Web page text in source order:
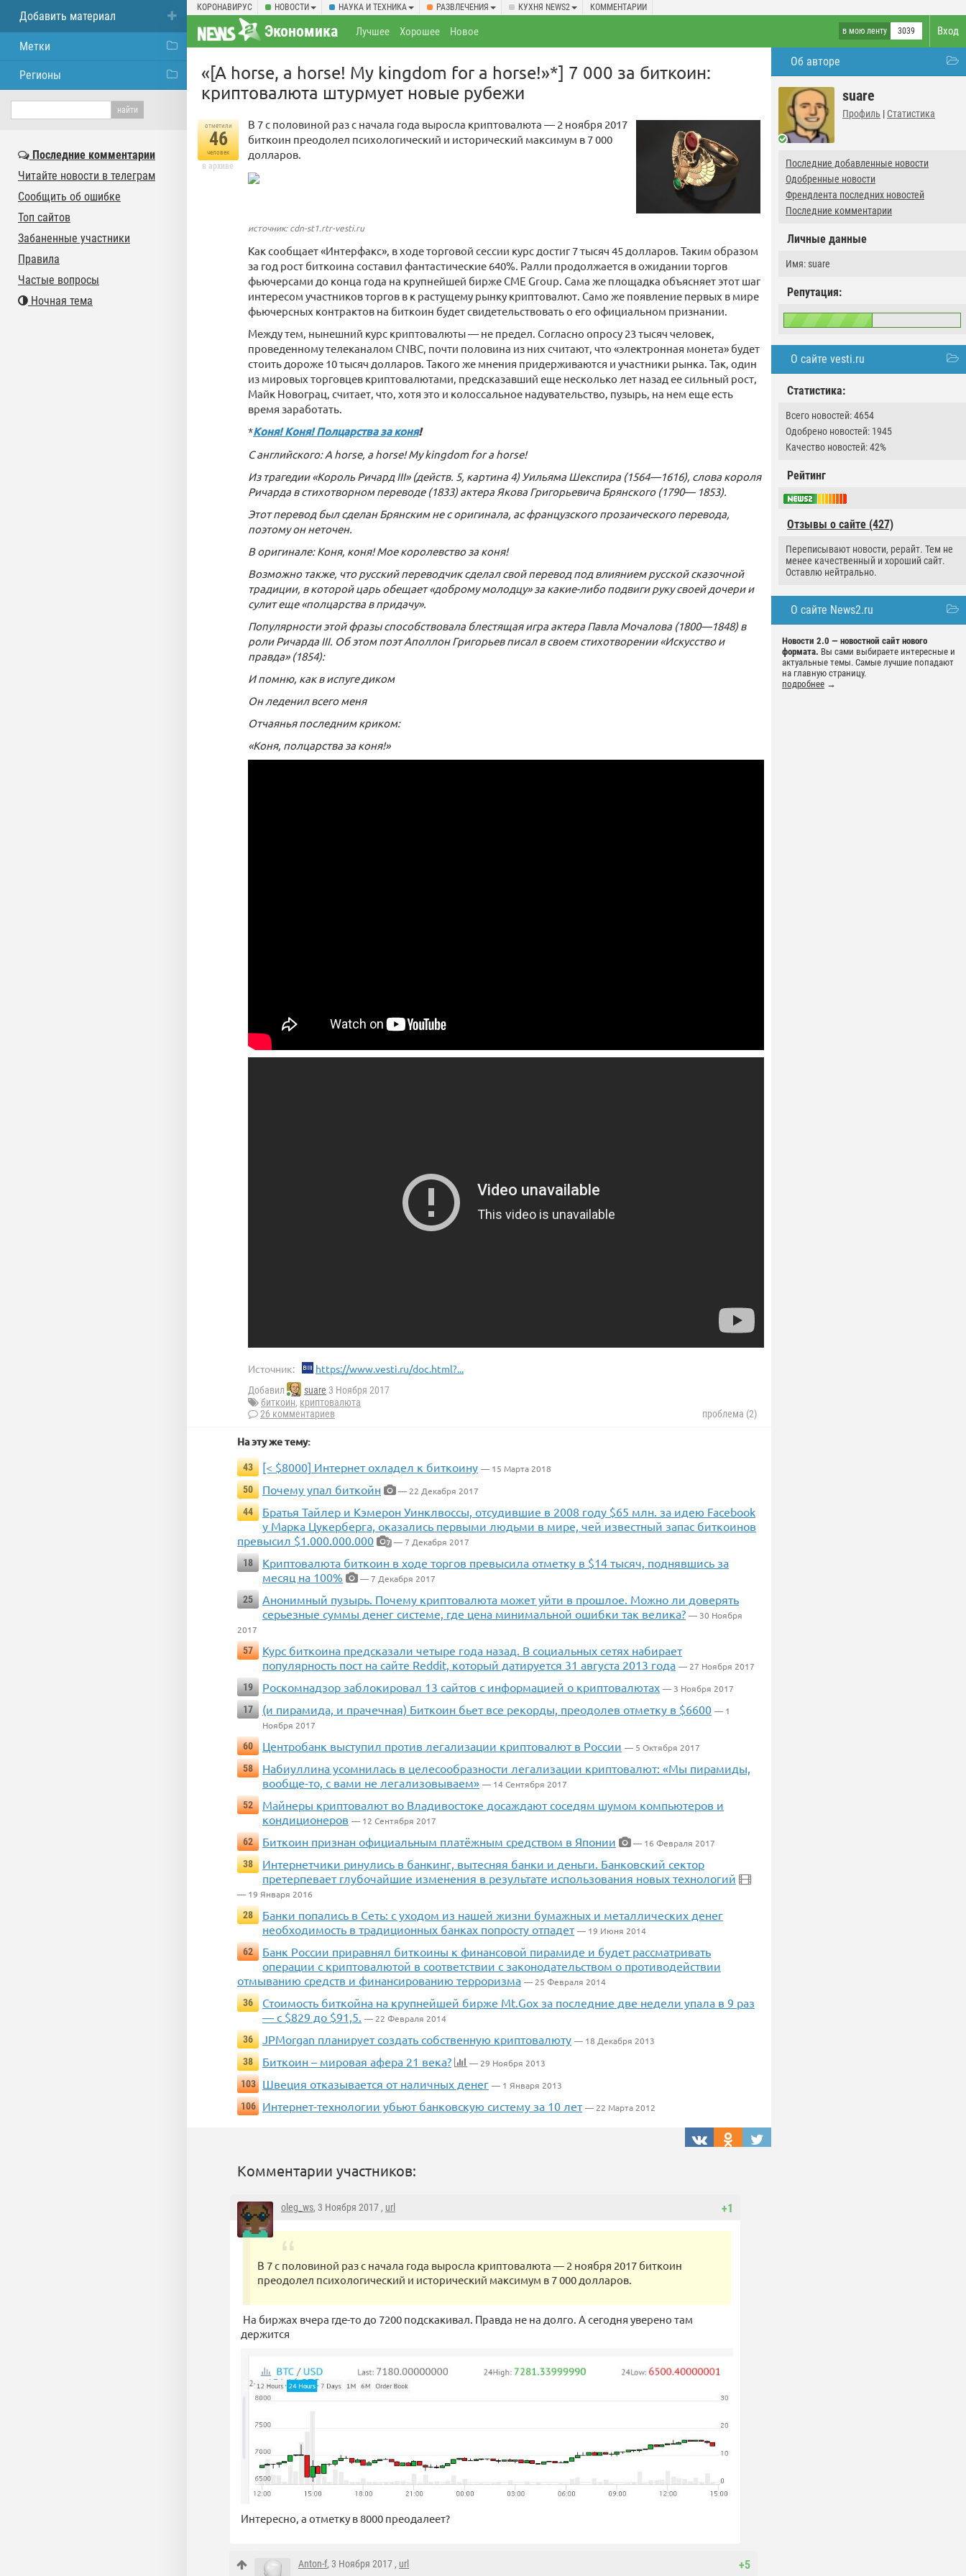
КОРОНАВИРУС НОВОСТИ НАУКА И ТЕХНИКА РАЗВЛЕЧЕНИЯ КУХНЯ NEWS2 КОММЕНТАРИИ
Вход
Экономика в мою ленту 3039
Лучшее Хорошее Новое
Об авторе
suare
Профиль | Статистика
Последние добавленные новости
Одобренные новости
Френдлента последних новостей
Последние комментарии
Личные данные
Имя: suare
Репутация:
О сайте vesti.ru
Статистика:
Всего новостей: 4654
Одобрено новостей: 1945
Качество новостей: 42%
Рейтинг
Отзывы о сайте (427)
Переписывают новости, рерайт. Тем не
менее качественный и хороший сайт.
Оставлю нейтрально.
О сайте News2.ru
Новости 2.0 — новостной сайт нового
формата. Вы сами выбираете интересные и
актуальные темы. Самые лучшие попадают
на главную страницу.
подробнее →
«[A horse, a horse! My kingdom for a horse!»*] 7 000 за биткоин:
криптовалюта штурмует новые рубежи
отметили
46
человек
в архиве
В 7 с половиной раз с начала года выросла криптовалюта — 2 ноября 2017
биткоин преодолел психологический и исторический максимум в 7 000
долларов.
источник: cdn-st1.rtr-vesti.ru
Как сообщает «Интерфакс», в ходе торговой сессии курс достиг 7 тысяч 45 долларов. Таким образом
за год рост биткоина составил фантастические 640%. Ралли продолжается в ожидании торгов
фьючерсами до конца года на крупнейшей бирже CME Group. Сама же площадка объясняет этот шаг
интересом участников торгов в к растущему рынку криптовалют. Само же появление первых в мире
фьючерсных контрактов на биткоин будет свидетельствовать о его официальном признании.
Между тем, нынешний курс криптовалюты — не предел. Согласно опросу 23 тысяч человек,
проведенному телеканалом CNBC, почти половина из них считают, что «электронная монета» будет
стоить дороже 10 тысяч долларов. Такого же мнения придерживаются и участники рынка. Так, один
из мировых торговцев криптовалютами, предсказавший еще несколько лет назад ее сильный рост,
Майк Новограц, считает, что, хотя это и колоссальное надувательство, пузырь, на нем еще есть
время заработать.
*Коня! Коня! Полцарства за коня!
С английского: A horse, a horse! My kingdom for a horse!
Из трагедии «Король Ричард III» (действ. 5, картина 4) Уильяма Шекспира (1564—1616), слова короля
Ричарда в стихотворном переводе (1833) актера Якова Григорьевича Брянского (1790— 1853).
Этот перевод был сделан Брянским не с оригинала, ас французского прозаического перевода,
поэтому он неточен.
В оригинале: Коня, коня! Мое королевство за коня!
Возможно также, что русский переводчик сделал свой перевод под влиянием русской сказочной
традиции, в которой царь обещает «доброму молодцу» за какие-либо подвиги руку своей дочери и
сулит еще «полцарства в придачу».
Популярности этой фразы способствовала блестящая игра актера Павла Мочалова (1800—1848) в
роли Ричарда III. Об этом поэт Аполлон Григорьев писал в своем стихотворении «Искусство и
правда» (1854):
И помню, как в испуге диком
Он леденил всего меня
Отчаянья последним криком:
«Коня, полцарства за коня!»
Источник: https://www.vesti.ru/doc.html?...
Добавил suare 3 Ноября 2017
биткоин, криптовалюта
26 комментариев
проблема (2)
На эту же тему:
43 [< $8000] Интернет охладел к биткоину — 15 Марта 2018
50
Почему упал биткойн
— 22 Декабря 2017
44
Братья Тайлер и Кэмерон Уинклвоссы, отсудившие в 2008 году $65 млн. за идею Facebook
у Марка Цукерберга, оказались первыми людьми в мире, чей известный запас биткоинов
превысил $1.000.000.000
7 — 7 Декабря 2017
18
Криптовалюта биткоин в ходе торгов превысила отметку в $14 тысяч, поднявшись за
месяц на 100%
— 7 Декабря 2017
25
Анонимный пузырь. Почему криптовалюта может уйти в прошлое. Можно ли доверять
серьезные суммы денег системе, где цена минимальной ошибки так велика? — 30 Ноября
2017
57
Курс биткоина предсказали четыре года назад. В социальных сетях набирает
популярность пост на сайте Reddit, который датируется 31 августа 2013 года — 27 Ноября 2017
19
Роскомнадзор заблокировал 13 сайтов с информацией о криптовалютах — 3 Ноября 2017
17
(и пирамида, и прачечная) Биткоин бьет все рекорды, преодолев отметку в $6600 — 1
Ноября 2017
60
Центробанк выступил против легализации криптовалют в России — 5 Октября 2017
58
Набиуллина усомнилась в целесообразности легализации криптовалют: «Мы пирамиды,
вообще-то, с вами не легализовываем» — 14 Сентября 2017
52
Майнеры криптовалют во Владивостоке досаждают соседям шумом компьютеров и
кондиционеров — 12 Сентября 2017
62
Биткоин признан официальным платёжным средством в Японии
— 16 Февраля 2017
38
Интернетчики ринулись в банкинг, вытесняя банки и деньги. Банковский сектор
претерпевает глубочайшие изменения в результате использования новых технологий
— 19 Января 2016
28
Банки попались в Сеть: с уходом из нашей жизни бумажных и металлических денег
необходимость в традиционных банках попросту отпадет — 19 Июня 2014
62
Банк России приравнял биткоины к финансовой пирамиде и будет рассматривать
операции с криптовалютой в соответствии с законодательством о противодействии
отмыванию средств и финансированию терроризма — 25 Февраля 2014
36
Стоимость биткойна на крупнейшей бирже Mt.Gox за последние две недели упала в 9 раз
— с $829 до $91,5. — 22 Февраля 2014
36
JPMorgan планирует создать собственную криптовалюту — 18 Декабря 2013
38
Биткоин – мировая афера 21 века?
— 29 Ноября 2013
103
Швеция отказывается от наличных денег — 1 Января 2013
106
Интернет-технологии убьют банковскую систему за 10 лет — 22 Марта 2012
Комментарии участников:
+1
oleg_ws, 3 Ноября 2017 , url
В 7 с половиной раз с начала года выросла криптовалюта — 2 ноября 2017 биткоин
преодолел психологический и исторический максимум в 7 000 долларов.
На биржах вчера где-то до 7200 подскакивал. Правда не на долго. А сегодня уверено там
держится
Интересно, а отметку в 8000 преодалеет?
+5
Anton-f, 3 Ноября 2017 , url
Добавить материал
Метки
Регионы
Последние комментарии
Читайте новости в телеграм
Сообщить об ошибке
Топ сайтов
Забаненные участники
Правила
Частые вопросы
Ночная тема